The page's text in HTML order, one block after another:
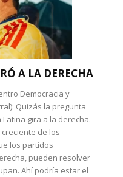
A LA DERECHA
Democracia y
Quizás la pregunta
gira a la derecha.
de los
los partidos
pueden resolver
Ahí podría estar el